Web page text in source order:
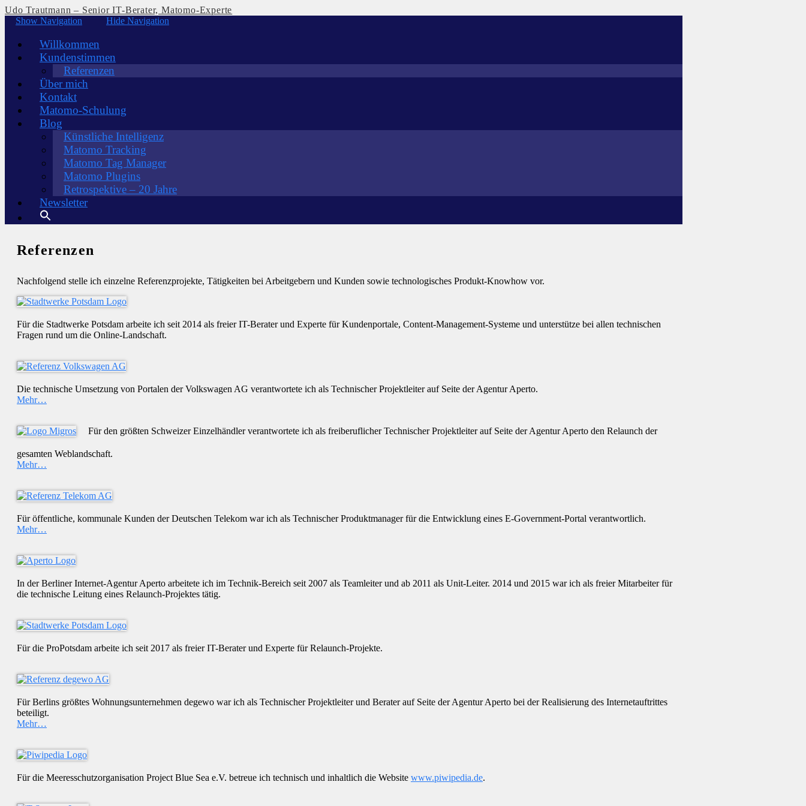
Udo Trautmann – Senior IT-Berater, Matomo-Experte
Show Navigation
Hide Navigation
Willkommen
Kundenstimmen
Referenzen
Über mich
Kontakt
Matomo-Schulung
Blog
Künstliche Intelligenz
Matomo Tracking
Matomo Tag Manager
Matomo Plugins
Retrospektive – 20 Jahre
Newsletter
Referenzen
Nachfolgend stelle ich einzelne Referenzprojekte, Tätigkeiten bei Arbeitgebern und Kunden sowie technologisches Produkt-Knowhow vor.
Für die Stadtwerke Potsdam arbeite ich seit 2014 als freier IT-Berater und Experte für Kundenportale, Content-Management-Systeme und unterstütze bei allen technischen
Fragen rund um die Online-Landschaft.
Die technische Umsetzung von Portalen der Volkswagen AG verantwortete ich als Technischer Projektleiter auf Seite der Agentur Aperto.
Mehr…
Für den größten Schweizer Einzelhändler verantwortete ich als freiberuflicher Technischer Projektleiter auf Seite der Agentur Aperto den Relaunch der
gesamten Weblandschaft.
Mehr…
Für öffentliche, kommunale Kunden der Deutschen Telekom war ich als Technischer Produktmanager für die Entwicklung eines E-Government-Portal verantwortlich.
Mehr…
In der Berliner Internet-Agentur Aperto arbeitete ich im Technik-Bereich seit 2007 als Teamleiter und ab 2011 als Unit-Leiter. 2014 und 2015 war ich als freier Mitarbeiter für
die technische Leitung eines Relaunch-Projektes tätig.
Für die ProPotsdam arbeite ich seit 2017 als freier IT-Berater und Experte für Relaunch-Projekte.
Für Berlins größtes Wohnungsunternehmen degewo war ich als Technischer Projektleiter und Berater auf Seite der Agentur Aperto bei der Realisierung des Internetauftrittes
beteiligt.
Mehr…
Für die Meeresschutzorganisation Project Blue Sea e.V. betreue ich technisch und inhaltlich die Website www.piwipedia.de.